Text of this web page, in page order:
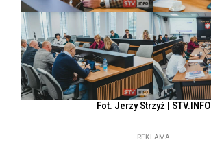
Fot. Jerzy Strzyż | STV.INFO
REKLAMA